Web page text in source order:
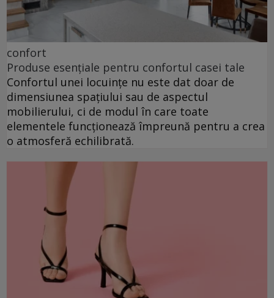
confort
Produse esențiale pentru confortul casei tale
Confortul unei locuințe nu este dat doar de
dimensiunea spațiului sau de aspectul
mobilierului, ci de modul în care toate
elementele funcționează împreună pentru a crea
o atmosferă echilibrată.